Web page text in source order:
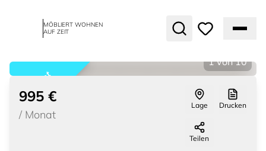
MÖBLIERT WOHNEN
AUF ZEIT
vermietet
1 von 10
995 €
/ Monat
Lage Drucken
Teilen